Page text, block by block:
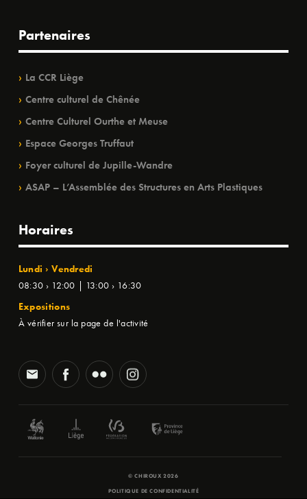
Partenaires
La CCR Liège
Centre culturel de Chênée
Centre Culturel Ourthe et Meuse
Espace Georges Truffaut
Foyer culturel de Jupille-Wandre
ASAP – L’Assemblée des Structures en Arts Plastiques
Horaires
Lundi › Vendredi
08:30 › 12:00 | 13:00 › 16:30
Expositions
À vérifier sur la page de l'activité
© CHIROUX 2026
POLITIQUE DE CONFIDENTIALITÉ